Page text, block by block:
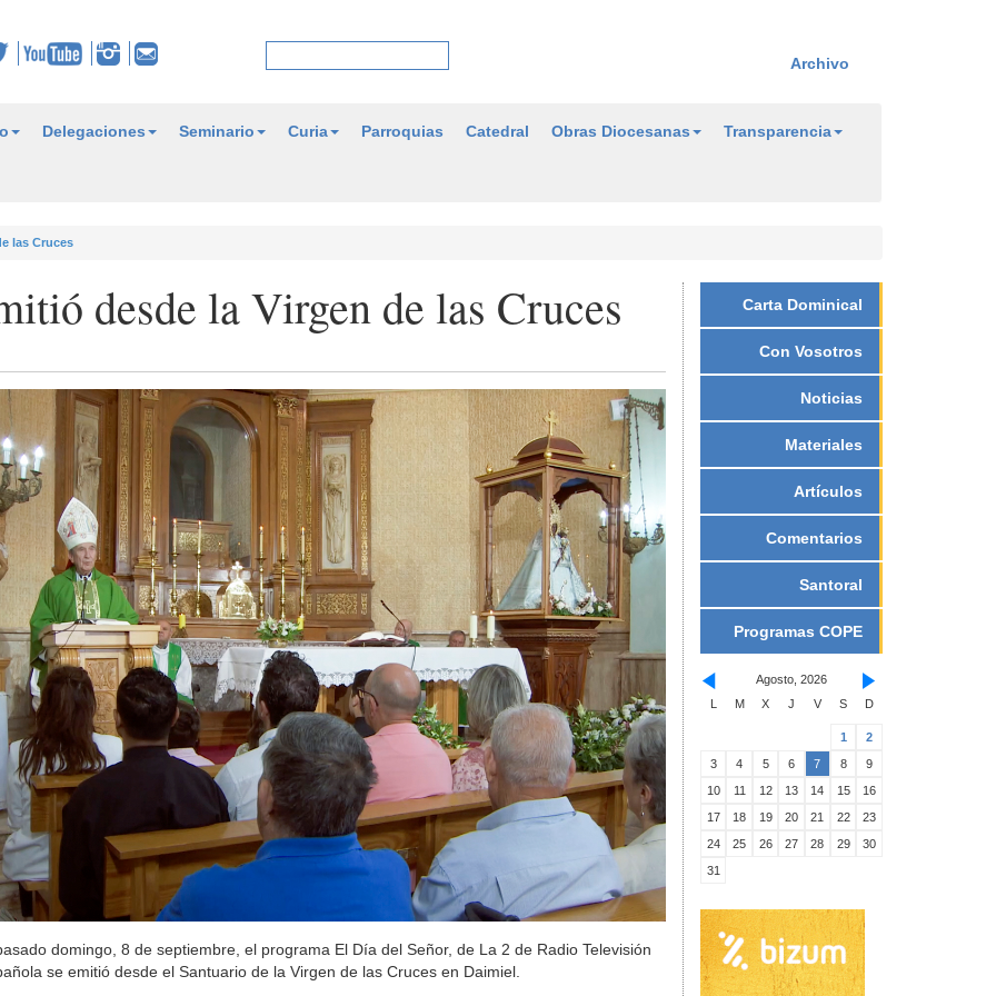
Archivo
Delegaciones Seminario Curia Parroquias Catedral Obras Diocesanas Transparencia
las Cruces
desde la Virgen de las Cruces
domingo, 8 de septiembre, el programa El Día del Señor, de La 2 de Radio Televisión
se emitió desde el Santuario de la Virgen de las Cruces en Daimiel.
Carta Dominical
Con Vosotros
Noticias
Materiales
Artículos
Comentarios
Santoral
Programas COPE
Agosto, 2026
L
M X J V S D
1
2
3
4 5 6 7 8
9
10
11 12 13 14 15
16
17
18 19 20 21 22
23
24
25 26 27 28 29
30
31